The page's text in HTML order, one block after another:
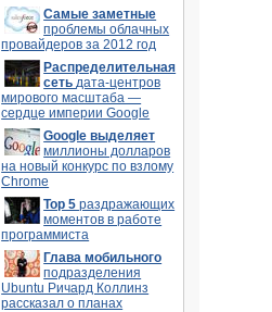
Самые заметные
проблемы облачных
провайдеров за 2012 год
Распределительная
сетьдата-центров
мирового масштаба —
сердце империи Google
Google выделяет
миллионы долларов
на новый конкурс по взлому
Chrome
Top 5раздражающих
моментов в работе
программиста
Глава мобильного
подразделения
Ubuntu Ричард Коллинз
рассказал о планах